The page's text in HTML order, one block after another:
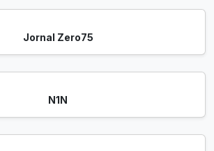
Jornal Zero75
N1N